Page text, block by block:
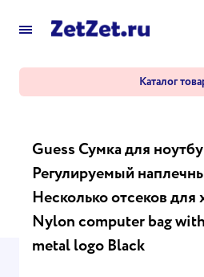
Каталог
Guess Сумка для
Регулируемый
Несколько отсеков для
Nylon computer bag
metal logo Black